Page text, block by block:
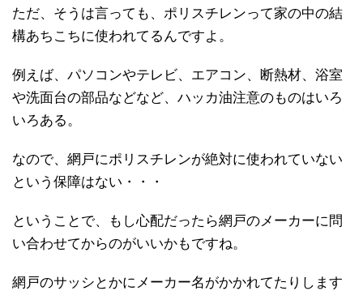
ただ、そうは言っても、ポリスチレンって家の中の結
構あちこちに使われてるんですよ。
例えば、パソコンやテレビ、エアコン、断熱材、浴室
や洗面台の部品などなど、ハッカ油注意のものはいろ
いろある。
なので、網戸にポリスチレンが絶対に使われていない
という保障はない・・・
ということで、もし心配だったら網戸のメーカーに問
い合わせてからのがいいかもですね。
網戸のサッシとかにメーカー名がかかれてたりします